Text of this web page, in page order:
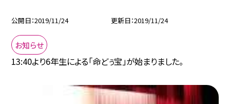
公開日 2019/11/24 更新日 2019/11/24
お知らせ
13:40より6年生による「命どぅ宝」が始まりました。